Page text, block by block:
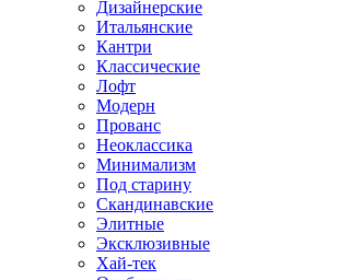
Дизайнерские
Итальянские
Кантри
Классические
Лофт
Модерн
Прованс
Неоклассика
Минимализм
Под старину
Скандинавские
Элитные
Эксклюзивные
Хай-тек